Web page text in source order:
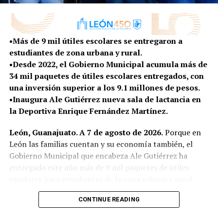
gente de León”, externó Ale Gutiérrez.
La Academia de Innovación Sostenible funcionará bajo
un modelo de campo escuela de acceso abierto, donde
las y los participantes podrán formarse, experimentar y
desarrollar proyectos relacionados con las necesidades y
oportunidades que existen en la zona rural.
Entre los temas de formación se encuentran la
producción de bioinsumos y fertilización orgánica,
renovables, biodigestores, transformación
agroindustrial, comercialización y acceso a mercados.
Con estas herramientas, quienes ya cuentan con un
productividad y encontrar nuevas alternativas para
comercializar sus productos, generando beneficios
•Más de 9 mil útiles escolares se entregaron a
estudiantes de zona urbana y rural.
•Desde 2022, el Gobierno Municipal acumula más de
34 mil paquetes de útiles escolares entregados, con
una inversión superior a los 9.1 millones de pesos.
•Inaugura Ale Gutiérrez nueva sala de lactancia en
la Deportiva Enrique Fernández Martínez.
León, Guanajuato. A 7 de agosto de 2026.Porque en
León las familias cuentan y su economía también, el
Gobierno Municipal que encabeza Ale Gutiérrez ha
entregado este año más de 9 mil paquetes de útiles
con una inversión de 3.2 millones de pesos.
CONTINUE READING